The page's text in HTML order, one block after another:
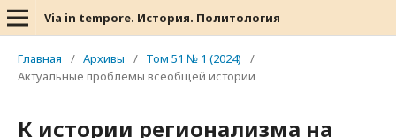
Via in tempore. История. Политология
Главная / Архивы / Том 51 № 1 (2024)
/
Актуальные проблемы всеобщей истории
К истории регионализма на